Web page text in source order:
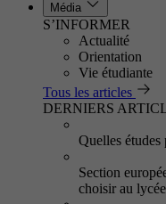
Média
S’INFORMER
Actualité
Orientation
Vie étudiante
Tous les articles
DERNIERS
Quelles études
Section
choisir au